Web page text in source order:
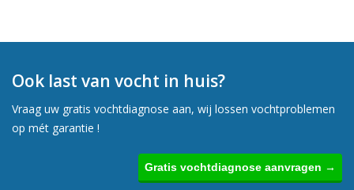
Ook last van vocht in huis?
Vraag uw gratis vochtdiagnose aan, wij lossen vochtproblemen
op mét garantie !
Gratis vochtdiagnose aanvragen →